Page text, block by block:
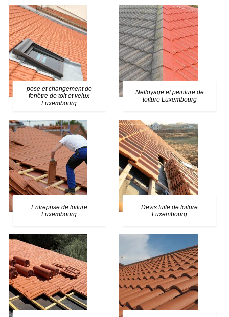
pose et changement de
fenêtre de toit et velux
Luxembourg
Nettoyage et peinture de
toiture Luxembourg
Entreprise de toiture
Luxembourg
Devis fuite de toiture
Luxembourg